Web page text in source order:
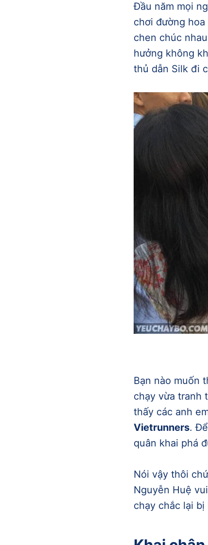
Đầu năm mọi
chơi đường
chen chúc
hưởng không
thủ dẫn Silk đi
Bạn nào muốn
chạy vừa tranh
thấy các anh
Vietrunners.
quân khai phá
Nói vậy thôi
Nguyễn Huệ
chạy chắc lại